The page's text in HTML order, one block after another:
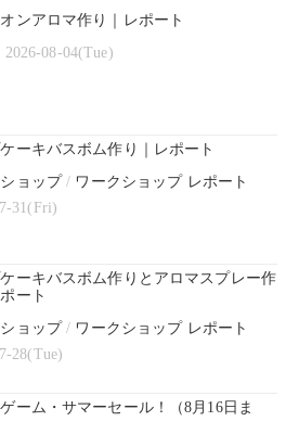
ンアロマ作り｜レポート
2026-08-04(Tue)
ーキバスボム作り｜レポート
ョップ/ ワークショップ レポート
31(Fri)
ーキバスボム作りとアロマスプレー作
ート
ョップ/ ワークショップ レポート
28(Tue)
ーム・サマーセール！（8月16日ま